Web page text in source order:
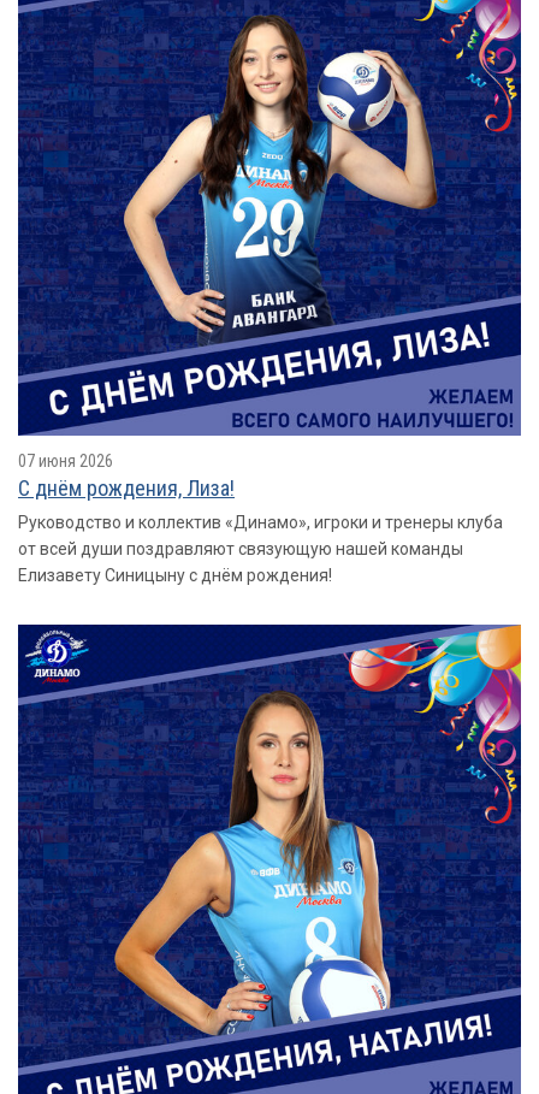
07 июня 2026
С днём рождения, Лиза!
Руководство и коллектив «Динамо», игроки и тренеры клуба
от всей души поздравляют связующую нашей команды
Елизавету Синицыну с днём рождения!